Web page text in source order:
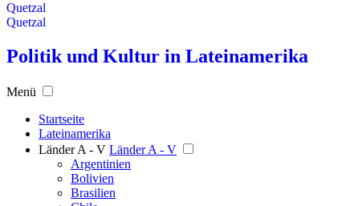
Quetzal
Quetzal
Politik und Kultur in Lateinamerika
Menü
Startseite
Lateinamerika
Länder A - V Länder A - V
Argentinien
Bolivien
Brasilien